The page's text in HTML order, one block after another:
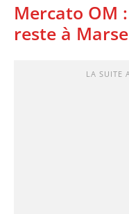
Mercato OM
reste à
LA SUITE